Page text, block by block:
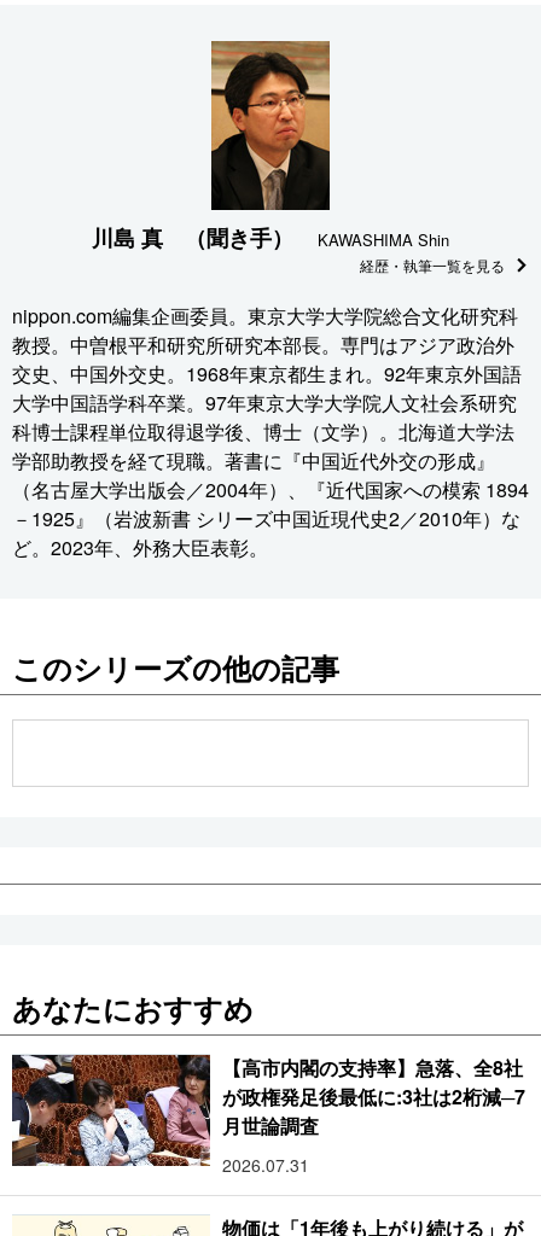
川島 真 （聞き手） KAWASHIMA Shin
経歴・執筆一覧を見る
nippon.com編集企画委員。東京大学大学院総合文化研究科
教授。中曽根平和研究所研究本部長。専門はアジア政治外
交史、中国外交史。1968年東京都生まれ。92年東京外国語
大学中国語学科卒業。97年東京大学大学院人文社会系研究
科博士課程単位取得退学後、博士（文学）。北海道大学法
学部助教授を経て現職。著書に『中国近代外交の形成』
（名古屋大学出版会／2004年）、『近代国家への模索 1894
－1925』（岩波新書 シリーズ中国近現代史2／2010年）な
ど。2023年、外務大臣表彰。
このシリーズの他の記事
あなたにおすすめ
【高市内閣の支持率】急落、全8社
が政権発足後最低に:3社は2桁減─7
月世論調査
2026.07.31
物価は「1年後も上がり続ける」が